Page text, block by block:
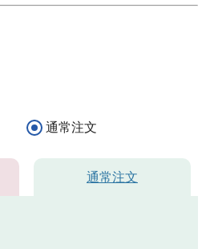
通常注文
通常注文